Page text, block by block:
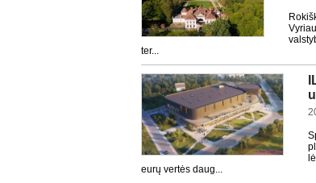
ter...
eurų vertės daug...